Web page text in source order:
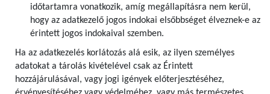
időtartamra vonatkozik, amíg megállapításra nem kerül,
hogy az adatkezelő jogos indokai elsőbbséget élveznek-e az
érintett jogos indokaival szemben.
Ha az adatkezelés korlátozás alá esik, az ilyen személyes
adatokat a tárolás kivételével csak az Érintett
hozzájárulásával, vagy jogi igények előterjesztéséhez,